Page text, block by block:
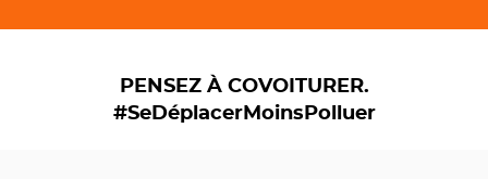
PENSEZ À COVOITURER.
#SeDéplacerMoinsPolluer